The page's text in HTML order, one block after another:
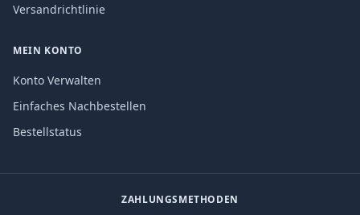
Versandrichtlinie
MEIN KONTO
Konto Verwalten
Einfaches Nachbestellen
Bestellstatus
ZAHLUNGSMETHODEN